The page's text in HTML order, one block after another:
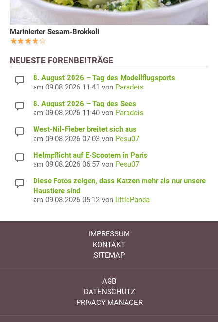
Marinierter Sesam-Brokkoli
NEUESTE FORENBEITRÄGE
8. August 2026 – Tag des Modellflugsports
am 09.08.2026 11:41 von Paradeis
8. August 2026 – Tag des Sees
am 09.08.2026 11:40 von Paradeis
West-Nil-Fieber breitet sich aus
am 09.08.2026 07:03 von Pesu07
Helmpflicht auf E-Scootern in Paris
am 09.08.2026 06:57 von Pesu07
Diese Fotos zeigen, dass Katzen mehr als nur unsere
Haustiere sind
am 09.08.2026 05:12 von littlePanda
IMPRESSUM
KONTAKT
SITEMAP
AGB
DATENSCHUTZ
PRIVACY MANAGER